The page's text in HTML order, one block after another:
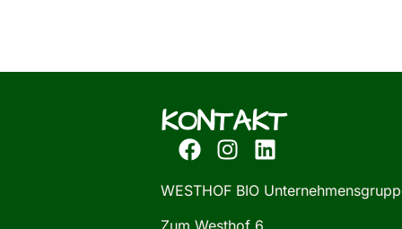
KONTAKT
WESTHOF BIO
Zum Westhof 6